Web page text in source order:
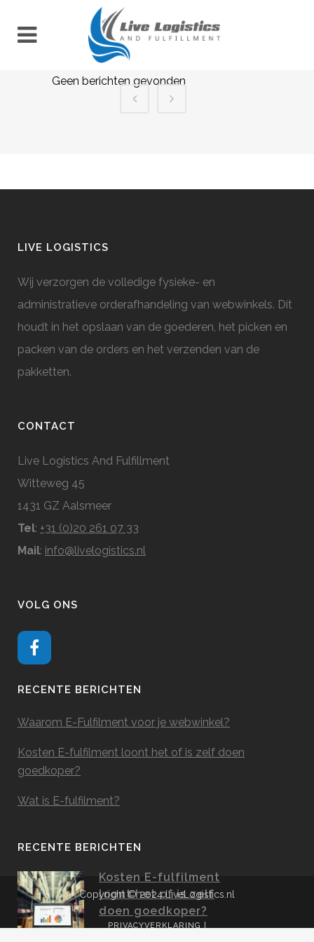
Geen berichten gevonden
LIVE LOGISTICS
Wij verzorgen de volledige fysieke- en
administratieve orderafhandeling van webwinkels. Dit
houdt in het opslaan van de goederen, het picken en
packen van de orders en het verzenden van de
pakketten.
CONTACT
Live Logistics And Fulfillment
Witteweg 45
1431 GZ Aalsmeer
Tel: +31 (0)20 261 07 33
Mail: info@livelogistics.nl
VOLG ONS
RECENTE BERICHTEN
Waarom E-Fulfilment voor je webwinkel?
Kosten E-fulfilment loont het of is zelf doen
goedkoper?
Wat is E-fulfilment?
RECENTE BERICHTEN
Kosten E-fulfilment
loont het of is zelf
doen goedkoper?
Copyright © 2024 LiveLogistics.nl
PRIVACYVERKLARING